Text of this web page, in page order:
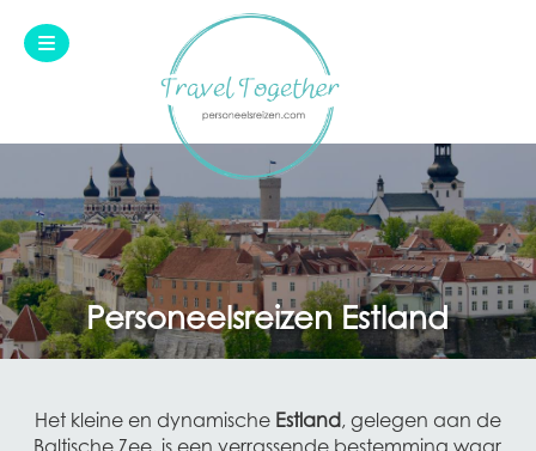
Personeelsreizen Estland
Het kleine en dynamischeEstland, gelegen aan de
Baltische Zee, is een verrassende bestemming waar